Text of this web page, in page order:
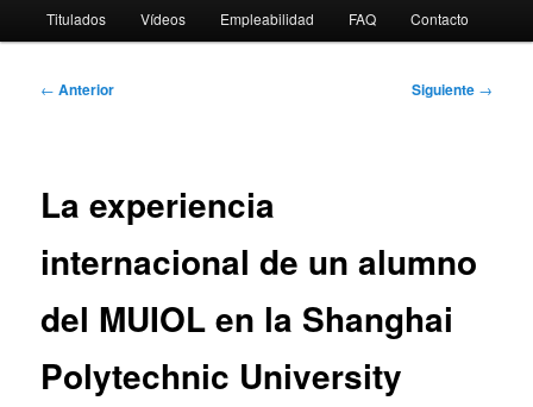
Titulados Vídeos Empleabilidad FAQ Contacto
Navegación
← Anterior Siguiente →
La experiencia
internacional de un alumno
del MUIOL en la Shanghai
Polytechnic University